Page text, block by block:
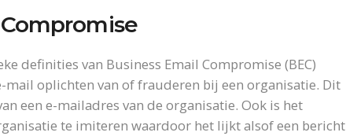
definities van Business Email Compromise (BEC)
mail oplichten van of frauderen bij een organisatie. Dit
een e-mailadres van de organisatie. Ook is het
te imiteren waardoor het lijkt alsof een bericht